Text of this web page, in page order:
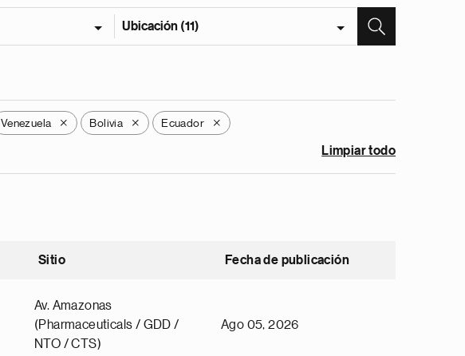
Ubicación (11)
Venezuela X Bolivia X Ecuador X
Limpiar todo
Sitio Fecha de publicación
Av. Amazonas
(Pharmaceuticals / GDD /
NTO / CTS)
Ago 05, 2026